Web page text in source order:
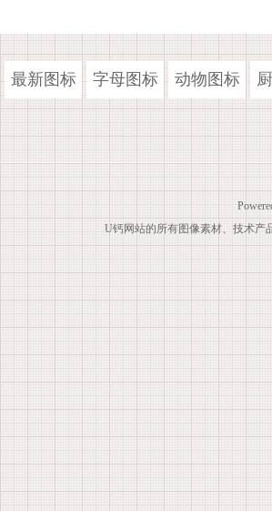
最新图标 字母图标 动物图标
U钙网站的所有图像素材、技术产